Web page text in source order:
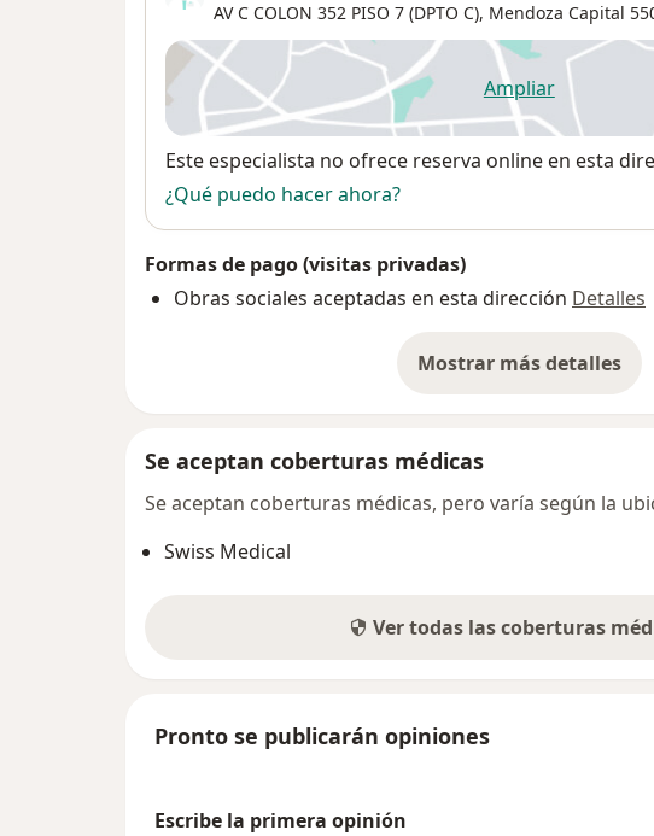
AV C COLON 352 PISO 7 (DPTO C), Mendoza Capital
Ampliarse abre en
Disponibilidad
Este especialista no ofrece reserva online en esta
¿Qué puedo hacer ahora?
Formas de pago (visitas privadas)
Obras sociales aceptadas en esta dirección Detalles
Mostrar más detalles
sobre la
Se aceptan coberturas médicas
Se aceptan coberturas médicas, pero varía según la
Swiss Medical
Ver todas las coberturas
Pronto se publicarán opiniones
Escribe la primera opinión